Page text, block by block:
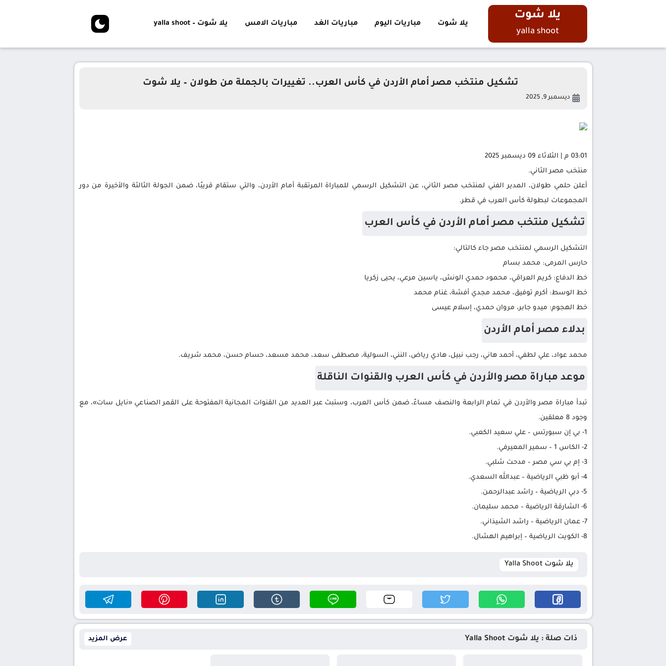
يلا شوت
yalla shoot
يلا شوت مباريات اليوم مباريات الغد مباريات الامس يلا شوت – yalla shoot
تشكيل منتخب مصر أمام الأردن في كأس العرب.. تغييرات بالجملة من طولان – يلا شوت
ديسمبر 9, 2025
03:01 م | الثلاثاء 09 ديسمبر 2025
منتخب مصر الثاني.
أعلن حلمي طولان، المدير الفني لمنتخب مصر الثاني، عن التشكيل الرسمي للمباراة المرتقبة أمام الأردن، والتي ستقام قريبًا، ضمن الجولة الثالثة والأخيرة من دور
المجموعات لبطولة كأس العرب في قطر.
تشكيل منتخب مصر أمام الأردن في كأس العرب
التشكيل الرسمي لمنتخب مصر جاء كالتالي:
حارس المرمى: محمد بسام
خط الدفاع: كريم العراقي، محمود حمدي الونش، ياسين مرعي، يحيى زكريا
خط الوسط: أكرم توفيق، محمد مجدي أفشة، غنام محمد
خط الهجوم: ميدو جابر، مروان حمدي، إسلام عيسى
بدلاء مصر أمام الأردن
محمد عواد، علي لطفي، أحمد هاني، رجب نبيل، هادي رياض، النني، السولية، مصطفى سعد، محمد مسعد، حسام حسن، محمد شريف.
موعد مباراة مصر والأردن في كأس العرب والقنوات الناقلة
تبدأ مباراة مصر والأردن في تمام الرابعة والنصف مساءً، ضمن كأس العرب، وستبث عبر العديد من القنوات المجانية المفتوحة على القمر الصناعي «نايل سات»، مع
وجود 8 معلقين.
1- بي إن سبورتس – علي سعيد الكعبي.
2- الكاس 1 – سمير المعيرفي.
3- إم بي سي مصر – مدحت شلبي.
4- أبو ظبي الرياضية – عبدالله السعدي.
5- دبي الرياضية – راشد عبدالرحمن.
6- الشارقة الرياضية – محمد سليمان.
7- عمان الرياضية – راشد الشيذاني.
8- الكويت الرياضية – إبراهيم الهشال.
يلا شوت Yalla Shoot
ذات صلة : يلا شوت Yalla Shoot عرض المزيد